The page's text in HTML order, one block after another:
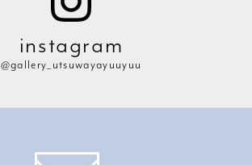
instagram
@gallery_utsuwayayuuyuu